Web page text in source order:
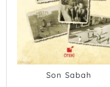
Son Sabah